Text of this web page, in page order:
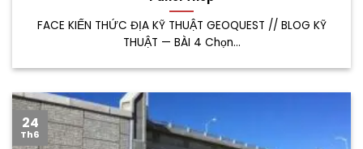
FACE KIẾN THỨC ĐỊA KỸ THUẬT GEOQUEST // BLOG KỸ
THUẬT — BÀI 4 Chọn...
24
Th6